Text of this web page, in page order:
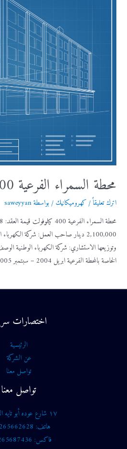
محطة السمراء الفرعية 400 كيلوفولت
اترك تعليقاً/كهروميكانيك / بواسطةsaweyyan
2,100,000 دينار صاحب العمل: شركة
وتوزيعها الاستشاري: شركة الكهرباء الوطنية
الخاصة بالمحطة الفرعية ابريل 2004 – سبتمبر 2005
اختصارات
الرئيسية
عن الشركة
تواصل معنا
تواصل معنا
١٧ شارع عوده أبو تايه الشميساني
هاتف: 96265662628+
فاكس: 96265687436+